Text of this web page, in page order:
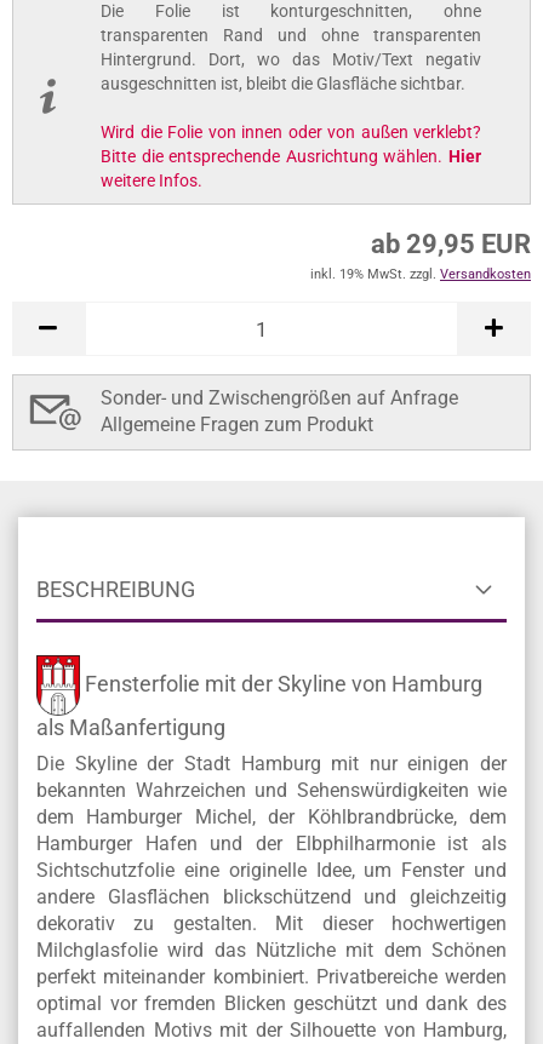
Die Folie ist konturgeschnitten, ohne
transparenten Rand und ohne transparenten
Hintergrund. Dort, wo das Motiv/Text negativ
ausgeschnitten ist, bleibt die Glasfläche sichtbar.
Wird die Folie von innen oder von außen verklebt?
Bitte die entsprechende Ausrichtung wählen. Hier
weitere Infos.
ab 29,95 EUR
inkl. 19% MwSt. zzgl. Versandkosten
Sonder- und Zwischengrößen auf Anfrage
Allgemeine Fragen zum Produkt
BESCHREIBUNG
Fensterfolie mit der Skyline von Hamburg
als Maßanfertigung
Die Skyline der Stadt Hamburg mit nur einigen der
bekannten Wahrzeichen und Sehenswürdigkeiten wie
dem Hamburger Michel, der Köhlbrandbrücke, dem
Hamburger Hafen und der Elbphilharmonie ist als
Sichtschutzfolie eine originelle Idee, um Fenster und
andere Glasflächen blickschützend und gleichzeitig
dekorativ zu gestalten. Mit dieser hochwertigen
Milchglasfolie wird das Nützliche mit dem Schönen
perfekt miteinander kombiniert. Privatbereiche werden
optimal vor fremden Blicken geschützt und dank des
auffallenden Motivs mit der Silhouette von Hamburg,